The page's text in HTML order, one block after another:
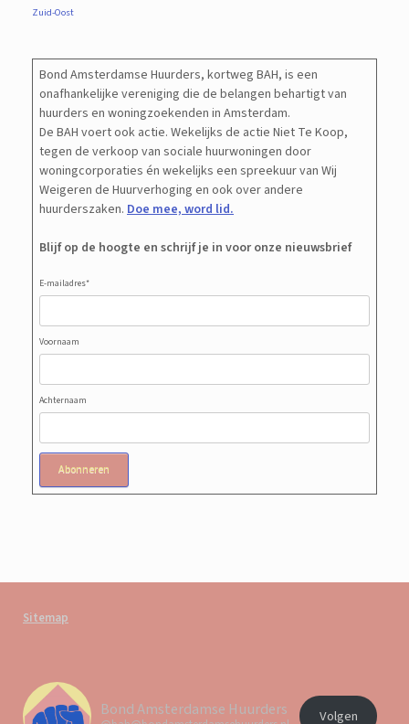
Zuid-Oost
Bond Amsterdamse Huurders, kortweg BAH, is een
onafhankelijke vereniging die de belangen behartigt van
huurders en woningzoekenden in Amsterdam.
De BAH voert ook actie. Wekelijks de actie Niet Te Koop,
tegen de verkoop van sociale huurwoningen door
woningcorporaties én wekelijks een spreekuur van Wij
Weigeren de Huurverhoging en ook over andere
huurderszaken. Doe mee, word lid.
Blijf op de hoogte en schrijf je in voor onze nieuwsbrief
E-mailadres*
Voornaam
Achternaam
Abonneren
Sitemap
Bond Amsterdamse Huurders Volgen